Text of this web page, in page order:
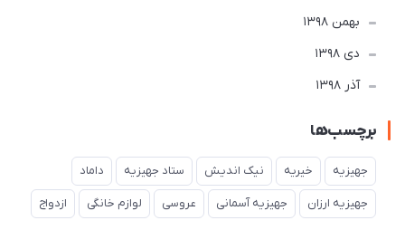
بهمن 1398
دی 1398
آذر 1398
برچسب‌ها
جهیزیه خیریه نیک اندیش ستاد جهیزیه داماد
جهیزیه ارزان جهیزیه آسمانی عروسی لوازم خانگی ازدواج